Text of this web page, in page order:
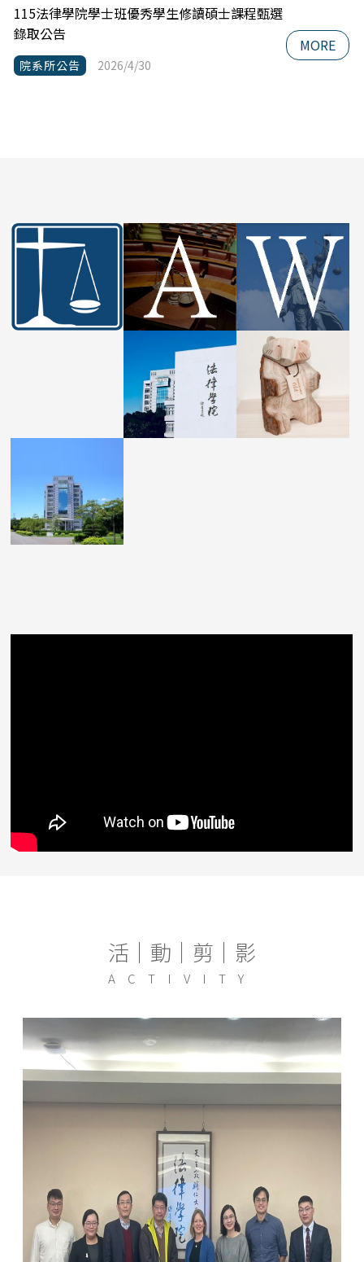
115法律學院學士班優秀學生修讀碩士課程甄選
錄取公告
院系所公告 2026/4/30
MORE
活│動│剪│影
ACTIVITY